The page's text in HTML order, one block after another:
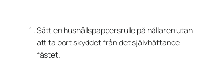
Sätt en hushållspappersrulle på hållaren utan
att ta bort skyddet från det självhäftande
fästet.